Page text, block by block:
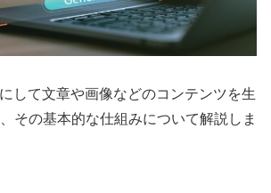
して文章や画像などのコンテンツを生
その基本的な仕組みについて解説しま